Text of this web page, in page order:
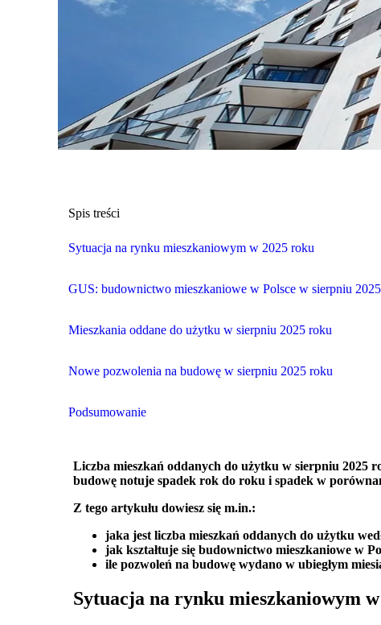
Spis treści
Sytuacja na rynku mieszkaniowym w 2025 roku
GUS: budownictwo mieszkaniowe w Polsce w sierpniu
Mieszkania oddane do użytku w sierpniu 2025 roku
Nowe pozwolenia na budowę w sierpniu 2025 roku
Podsumowanie
Liczba mieszkań oddanych do użytku w sierpniu 2025
budowę notuje spadek rok do roku i spadek w
Z tego artykułu dowiesz się m.in.:
jaka jest liczba mieszkań oddanych do użytku
jak kształtuje się budownictwo mieszkaniowe w
ile pozwoleń na budowę wydano w ubiegłym
Sytuacja na rynku mieszkaniowym